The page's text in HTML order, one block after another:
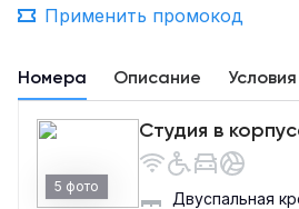
Применить промокод
Номера Описание Условия
5 фото
Студия в
Двуспальная